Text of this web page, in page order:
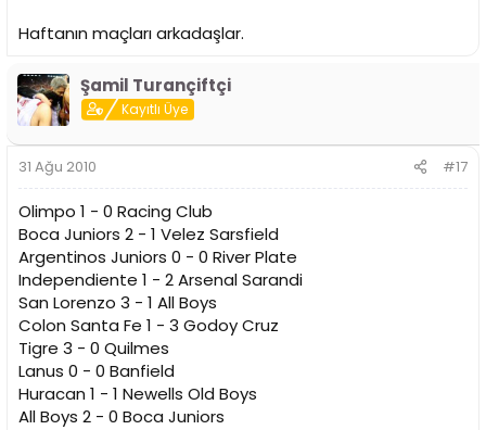
Haftanın maçları arkadaşlar.
Şamil Turançiftçi
Kayıtlı Üye
31 Ağu 2010 #17
Olimpo 1 - 0 Racing Club
Boca Juniors 2 - 1 Velez Sarsfield
Argentinos Juniors 0 - 0 River Plate
Independiente 1 - 2 Arsenal Sarandi
San Lorenzo 3 - 1 All Boys
Colon Santa Fe 1 - 3 Godoy Cruz
Tigre 3 - 0 Quilmes
Lanus 0 - 0 Banfield
Huracan 1 - 1 Newells Old Boys
All Boys 2 - 0 Boca Juniors